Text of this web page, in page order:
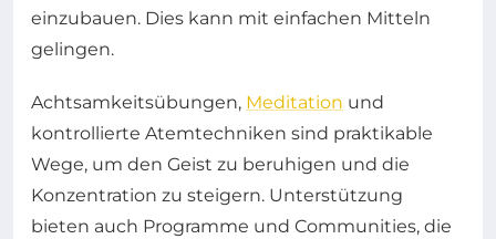
einzubauen. Dies kann mit einfachen Mitteln
gelingen.
Achtsamkeitsübungen, Meditation und
kontrollierte Atemtechniken sind praktikable
Wege, um den Geist zu beruhigen und die
Konzentration zu steigern. Unterstützung
bieten auch Programme und Communities, die